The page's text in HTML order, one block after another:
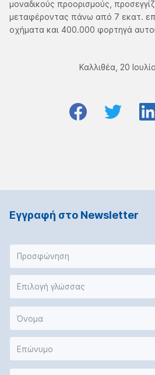
μοναδικούς προορισμούς,
μεταφέροντας πάνω από 7 εκατ.
οχήματα και 400.000 φορτηγά
Καλλιθέα, 20
Εγγραφή στο Νewsletter
Προσφώνηση
Επιλογή γλώσσας